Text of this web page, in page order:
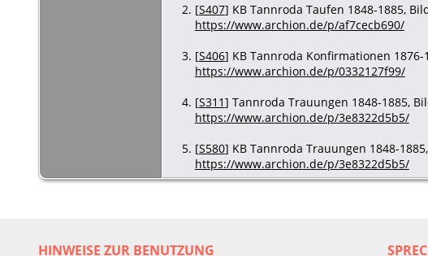
[S407] KB Tannroda Taufen 1848-1885,
https://www.archion.de/p/af7cecb690/
[S406] KB Tannroda Konfirmationen 1876-
https://www.archion.de/p/0332127f99/
[S311] Tannroda Trauungen 1848-1885,
https://www.archion.de/p/3e8322d5b5/
[S580] KB Tannroda Trauungen 1848-
https://www.archion.de/p/3e8322d5b5/
HINWEISE ZUR BENUTZUNG